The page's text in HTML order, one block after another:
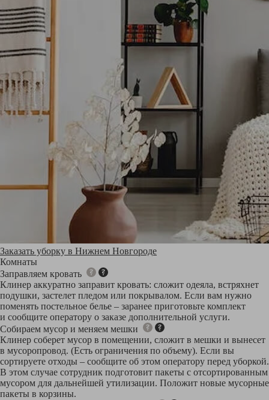
Заказать уборку в Нижнем Новгороде
Комнаты
Заправляем кровать
Клинер аккуратно заправит кровать: сложит одеяла, встряхнет
подушки, застелет пледом или покрывалом. Если вам нужно
поменять постельное белье – заранее приготовьте комплект
и сообщите оператору о заказе дополнительной услуги.
Собираем мусор и меняем мешки
Клинер соберет мусор в помещении, сложит в мешки и вынесет
в мусоропровод. (Есть ограничения по объему). Если вы
сортируете отходы – сообщите об этом оператору перед уборкой.
В этом случае сотрудник подготовит пакеты с отсортированным
мусором для дальнейшей утилизации. Положит новые мусорные
пакеты в корзины.